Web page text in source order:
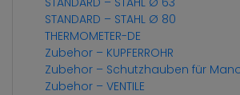
STANDARD – STAHL Ø 80
THERMOMETER-DE
Zubehor – KUPFERROHR
Zubehor – Schutzhauben für
Zubehor – VENTILE